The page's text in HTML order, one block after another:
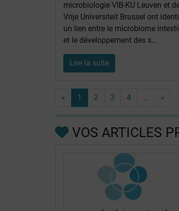
microbiologie VIB-KU Leuven et
Vrije Universiteit Brussel ont
un lien entre le microbiome
et le développement des s...
Lire la suite
« 1 2 3 4 … »
VOS ARTICLES